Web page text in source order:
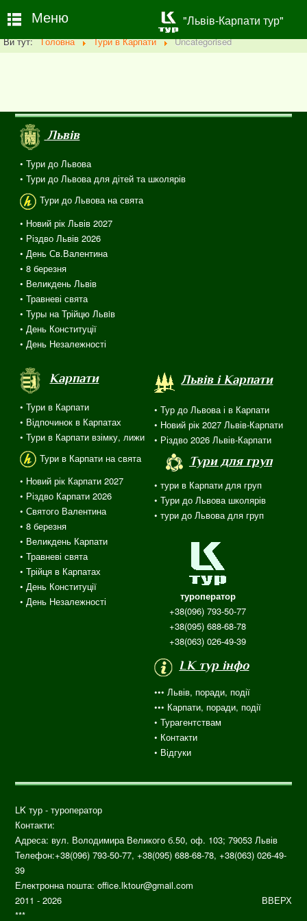
Ви тут: Головна Тури в Карпати Uncategorised
Львів
• Тури до Львова
• Тури до Львова для дітей та школярів
Тури до Львова на свята
• Новий рік Львів 2027
• Різдво Львів 2026
• День Св.Валентина
• 8 березня
• Великдень Львів
• Травневі свята
• Туры на Трійцю Львiв
• День Конституції
• День Незалежності
Карпати
• Тури в Карпати
• Відпочинок в Карпатах
• Тури в Карпати взімку, лижи
Тури в Карпати на свята
• Новий рік Карпати 2027
• Різдво Карпати 2026
• Святого Валентина
• 8 березня
• Великдень Карпати
• Травневі свята
•Трійця в Карпатах
• День Конституції
• День Незалежності
Львів і Карпати
• Тур до Львова і в Карпати
• Новий рік 2027 Львів-Карпати
• Різдво 2026 Львів-Карпати
Тури для груп
• тури в Карпати для груп
• Тури до Львова школярів
• тури до Львова для груп
туроператор
+38(096) 793-50-77
+38(095) 688-68-78
+38(063) 026-49-39
LK тур інфо
••• Львів, поради, події
••• Карпати, поради, події
•Турагентствам
• Контакти
• Відгуки
LK тур - туроператор
Контакти:
Адреса: вул. Володимира Великого б.50, оф. 103; 79053 Львів
Телефон:+38(096) 793-50-77, +38(095) 688-68-78, +38(063) 026-49-
39
Електронна пошта:office.lktour@gmail.com
Меню "Львів-Карпати тур"
ВВЕРХ
2011 - 2026
***